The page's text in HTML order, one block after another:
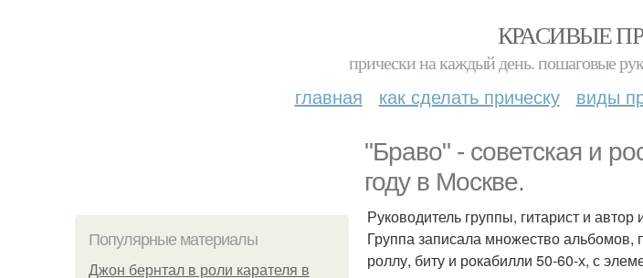
КРАСИВЫЕ
прически на каждый день. пошаговые
главная как сделать прическу виды
"Браво" - советская и
году в Москве.
Популярные материалы
Джон бернтал в роли карателя в
Руководитель группы, гитарист и
Группа записала множество альбомов,
роллу, биту и рокабилли 50-60-х, с